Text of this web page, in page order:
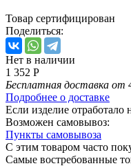
Товар сертифицирован
Поделиться:
Нет в наличии
1 352 Р
Бесплатная доставка от
Подробнее о доставке
Если изделие отработало
Возможен самовывоз:
Пункты самовывоза
С этим товаром часто
Самые востребованные